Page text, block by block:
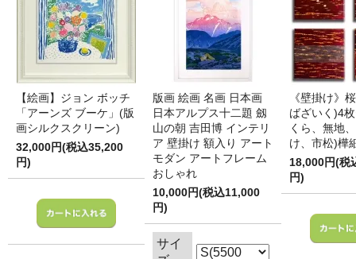
【絵画】ジョン ボッチ
「アーンズ ブーケ」(版
画シルクスクリーン)
32,000円(税込35,200
円)
版画 絵画 名画 日本画
日本アルプス十二題 劔
山の朝 吉田博 インテリ
ア 壁掛け 額入り アート
モダン アートフレーム
おしゃれ
10,000円(税込11,000
円)
サイ
《壁掛け》
ばざいく)4
くら、無地
け、市松)樺
18,000円(税
円)